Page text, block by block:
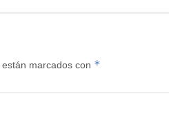
marcados con *